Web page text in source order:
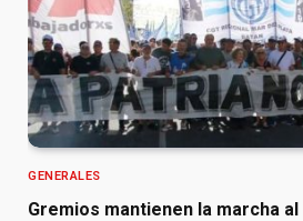
GENERALES
Gremios mantienen la marcha